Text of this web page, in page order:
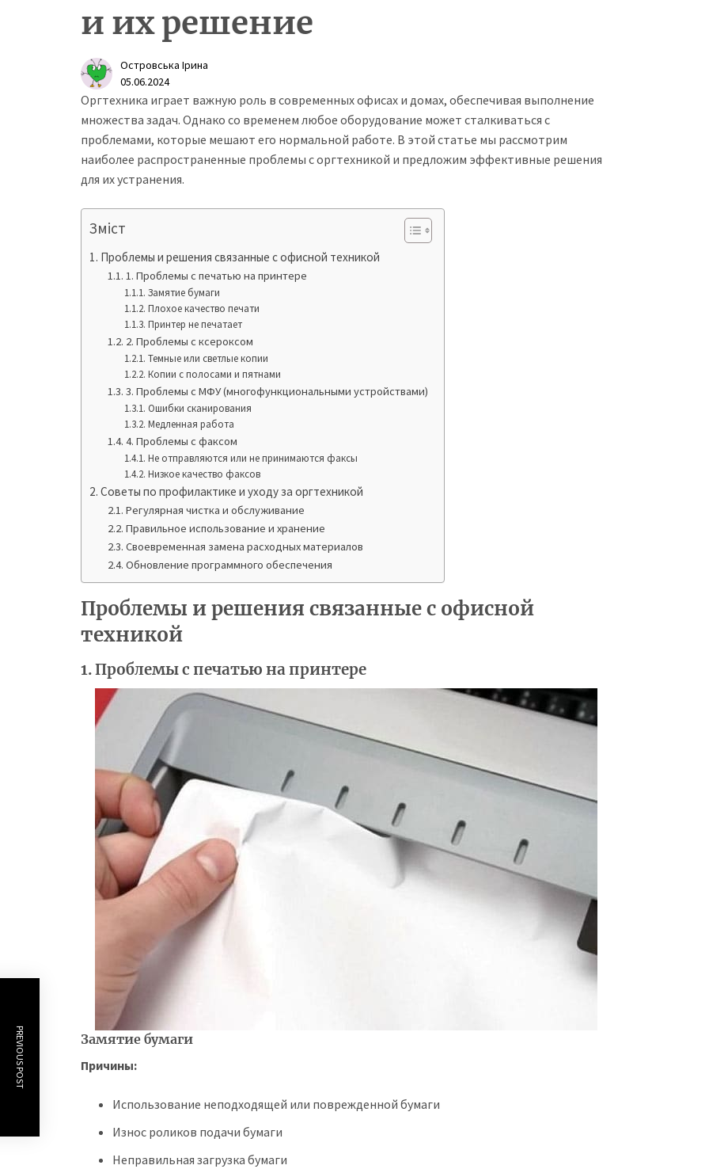
и их решение
Островська Ірина
05.06.2024
Оргтехника играет важную роль в современных офисах и домах, обеспечивая выполнение
множества задач. Однако со временем любое оборудование может сталкиваться с
проблемами, которые мешают его нормальной работе. В этой статье мы рассмотрим
наиболее распространенные проблемы с оргтехникой и предложим эффективные решения
для их устранения.
Зміст
Проблемы и решения связанные с офисной техникой
1. Проблемы с печатью на принтере
Замятие бумаги
Плохое качество печати
Принтер не печатает
2. Проблемы с ксероксом
Темные или светлые копии
Копии с полосами и пятнами
3. Проблемы с МФУ (многофункциональными устройствами)
Ошибки сканирования
Медленная работа
4. Проблемы с факсом
Не отправляются или не принимаются факсы
Низкое качество факсов
Советы по профилактике и уходу за оргтехникой
Регулярная чистка и обслуживание
Правильное использование и хранение
Своевременная замена расходных материалов
Обновление программного обеспечения
Проблемы и решения связанные с офисной
техникой
1. Проблемы с печатью на принтере
Замятие бумаги
Причины:
Использование неподходящей или поврежденной бумаги
Износ роликов подачи бумаги
Неправильная загрузка бумаги
PREVIOUS POST